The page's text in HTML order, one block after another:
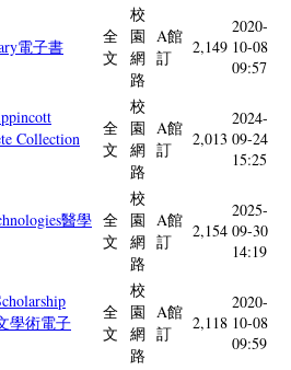
電子書
全
文
校
園
網
路
A館
訂
2,149
2020-
10-08
09:57
Collection
全
文
校
園
網
路
A館
訂
2,013
2024-
09-24
15:25
醫學 全
文
校
園
網
路
A館
訂
2,154
2025-
09-30
14:19
學術電子
全
文
校
園
網
路
A館
訂
2,118
2020-
10-08
09:59